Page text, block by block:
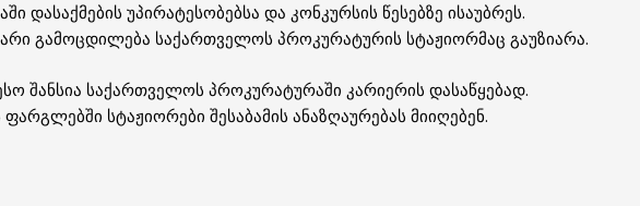
დასაქმების უპირატესობებსა და კონკურსის წესებზე ისაუბრეს.
გამოცდილება საქართველოს პროკურატურის სტაჟიორმაც გაუზიარა.
შანსია საქართველოს პროკურატურაში კარიერის დასაწყებად.
სტაჟიორები შესაბამის ანაზღაურებას მიიღებენ.